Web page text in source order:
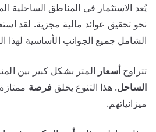
يُعد الاستثمار في المناطق الساحلية
نحو تحقيق عوائد مالية مجزية. لقد
الشامل جميع الجوانب الأساسية لهذا
تتراوحأسعار المتر بشكل كبير بين
الساحل. هذا التنوع يخلق فرصة
ميزانياتهم.